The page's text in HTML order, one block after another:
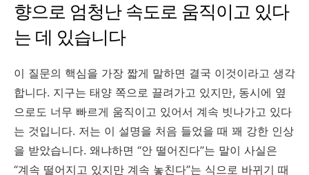
향으로 엄청난 속도로 움직이고 있다
는 데 있습니다
이 질문의 핵심을 가장 짧게 말하면 결국 이것이라고 생각
합니다. 지구는 태양 쪽으로 끌려가고 있지만, 동시에 옆
으로도 너무 빠르게 움직이고 있어서 계속 빗나가고 있다
는 것입니다. 저는 이 설명을 처음 들었을 때 꽤 강한 인상
을 받았습니다. 왜냐하면 “안 떨어진다”는 말이 사실은
“계속 떨어지고 있지만 계속 놓친다”는 식으로 바뀌기 때